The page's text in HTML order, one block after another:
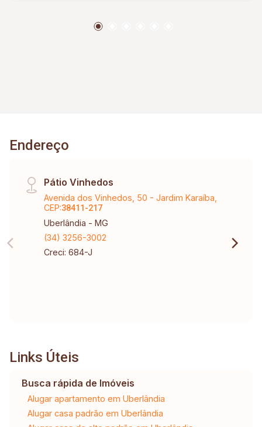
Endereço
Pátio Vinhedos
Avenida dos Vinhedos, 50 - Jardim Karaíba,
CEP:38411-217
Uberlândia - MG
(34) 3256-3002
Creci: 684-J
Links Úteis
Busca rápida de Imóveis
Alugar apartamento em Uberlândia
Alugar casa padrão em Uberlândia